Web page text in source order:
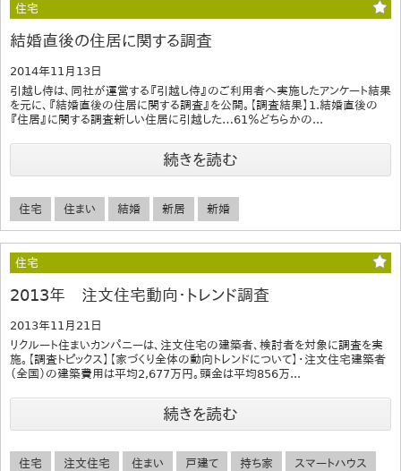
住宅
結婚直後の住居に関する調査
2014年11月13日
引越し侍は、同社が運営する『引越し侍』のご利用者へ実施したアンケート結果
を元に、『結婚直後の住居に関する調査』を公開。【調査結果】1.結婚直後の
『住居』に関する調査新しい住居に引越した…61％どちらかの...
続きを読む
住宅 住まい 結婚 新居 新婚
住宅
2013年 注文住宅動向・トレンド調査
2013年11月21日
リクルート住まいカンパニーは、注文住宅の建築者、検討者を対象に調査を実
施。【調査トピックス】【家づくり全体の動向トレンドについて】・注文住宅建築者
（全国）の建築費用は平均2,677万円。頭金は平均856万...
続きを読む
住宅 注文住宅 住まい 戸建て 持ち家 スマートハウス